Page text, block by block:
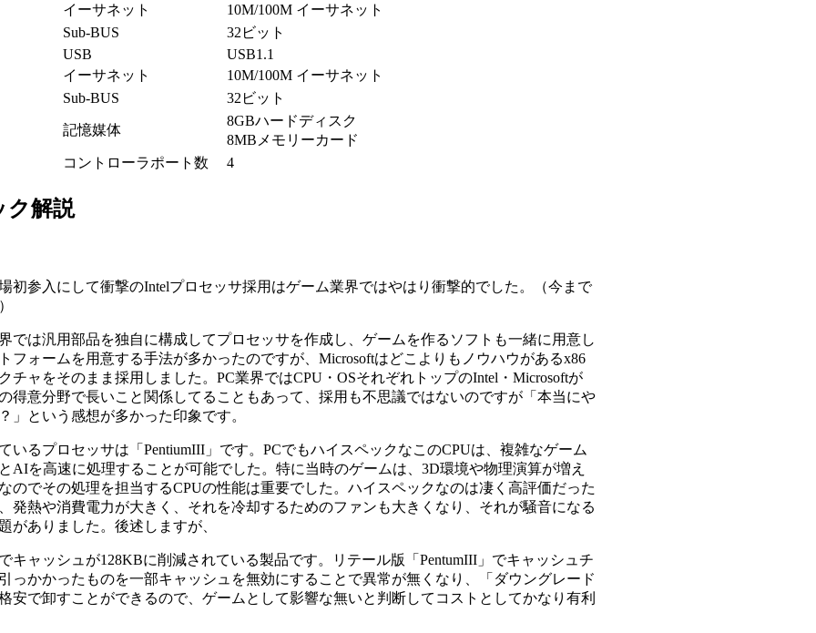
イーサネット
10M/100M イーサネット
Sub-BUS
32ビット
USB
USB1.1
イーサネット
10M/100M イーサネット
Sub-BUS
32ビット
記憶媒体
8GBハードディスク
8MBメモリーカード
コントローラポート数
4
ク解説
初参入にして衝撃のIntelプロセッサ採用はゲーム業界ではやはり衝撃的でした。（今まで
では汎用部品を独自に構成してプロセッサを作成し、ゲームを作るソフトも一緒に用意し
フォームを用意する手法が多かったのですが、Microsoftはどこよりもノウハウがあるx86
チャをそのまま採用しました。PC業界ではCPU・OSそれぞれトップのIntel・Microsoftが
得意分野で長いこと関係してることもあって、採用も不思議ではないのですが「本当にや
」という感想が多かった印象です。
いるプロセッサは「PentiumIII」です。PCでもハイスペックなこのCPUは、複雑なゲーム
AIを高速に処理することが可能でした。特に当時のゲームは、3D環境や物理演算が増え
のでその処理を担当するCPUの性能は重要でした。ハイスペックなのは凄く高評価だった
発熱や消費電力が大きく、それを冷却するためのファンも大きくなり、それが騒音になる
がありました。後述しますが、
キャッシュが128KBに削減されている製品です。リテール版「PentumIII」でキャッシュチ
っかかったものを一部キャッシュを無効にすることで異常が無くなり、「ダウングレード
安で卸すことができるので、ゲームとして影響な無いと判断してコストとしてかなり有利